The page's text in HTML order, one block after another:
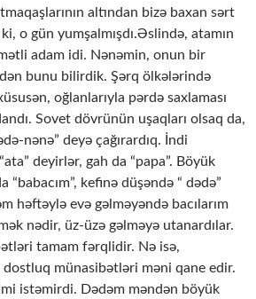
altından bizə baxan sərt
o gün yumşalmışdı.Əslində, atamın
adam idi. Nənəmin, onun bir
bunu bilirdik. Şərq ölkələrində
oğlanlarıyla pərdə saxlaması
Sovet dövrünün uşaqları olsaq da,
nənə” deyə çağırardıq. İndi
deyirlər, gah da “papa”. Böyük
“babacım”, kefinə düşəndə “ dədə”
həftəylə evə gəlməyəndə bacılarım
nədir, üz-üzə gəlməyə utanardılar.
tamam fərqlidir. Nə isə,
dostluq münasibətləri məni qane edir.
istəmirdi. Dədəm məndən böyük